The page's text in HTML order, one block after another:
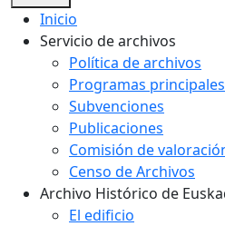
Inicio
Servicio de archivos
Política de archivos
Programas principales
Subvenciones
Publicaciones
Comisión de
Censo de Archivos
Archivo Histórico de
El edificio